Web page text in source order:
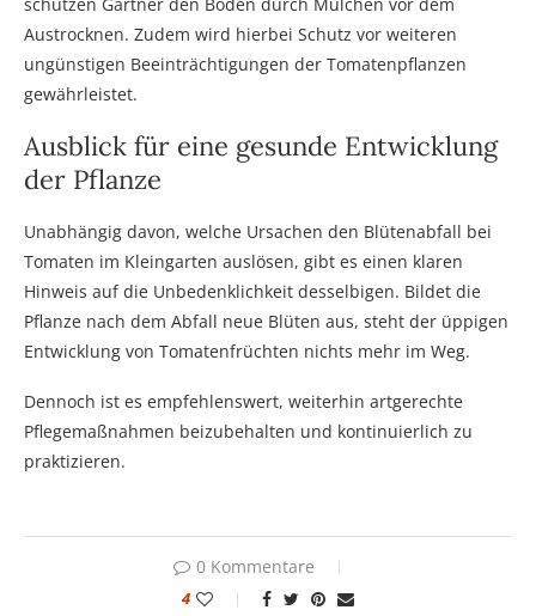
Austrocknen. Zudem wird hierbei Schutz vor weiteren
ungünstigen Beeinträchtigungen der Tomatenpflanzen
gewährleistet.
Ausblick für eine gesunde Entwicklung
der Pflanze
Unabhängig davon, welche Ursachen den Blütenabfall bei
Tomaten im Kleingarten auslösen, gibt es einen klaren
Hinweis auf die Unbedenklichkeit desselbigen. Bildet die
Pflanze nach dem Abfall neue Blüten aus, steht der üppigen
Entwicklung von Tomatenfrüchten nichts mehr im Weg.
Dennoch ist es empfehlenswert, weiterhin artgerechte
Pflegemaßnahmen beizubehalten und kontinuierlich zu
praktizieren.
0 Kommentare
4